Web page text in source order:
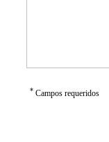
* Campos requeridos